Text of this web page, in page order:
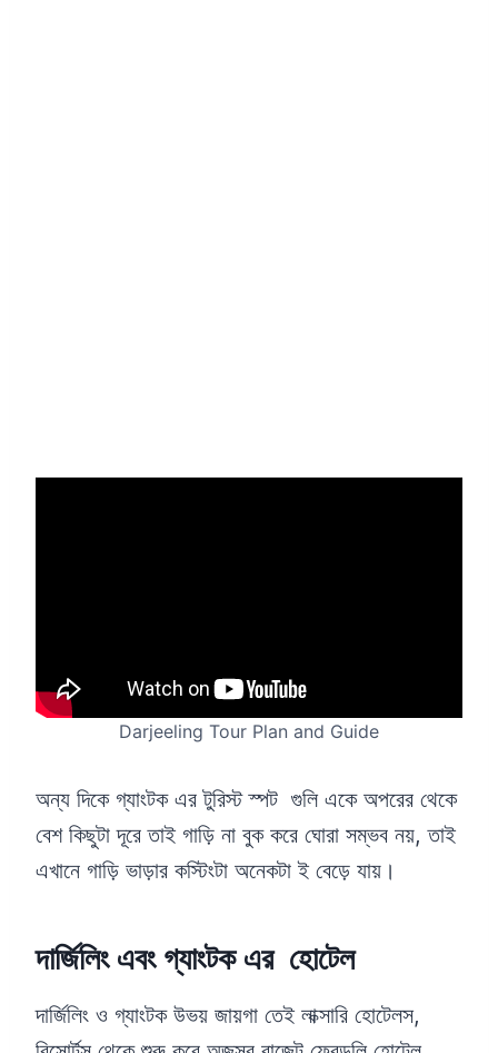
Darjeeling Tour Plan and Guide
অন্য দিকে গ্যাংটক এর টুরিস্ট স্পট গুলি একে অপরের থেকে
বেশ কিছুটা দূরে তাই গাড়ি না বুক করে ঘোরা সম্ভব নয়, তাই
এখানে গাড়ি ভাড়ার কস্টিংটা অনেকটা ই বেড়ে যায়।
দার্জিলিং এবং গ্যাংটক এর হোটেল
দার্জিলিং ও গ্যাংটক উভয় জায়গা তেই লাক্সারি হোটেলস,